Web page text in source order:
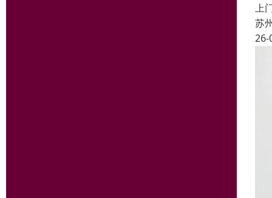
上
苏
26-